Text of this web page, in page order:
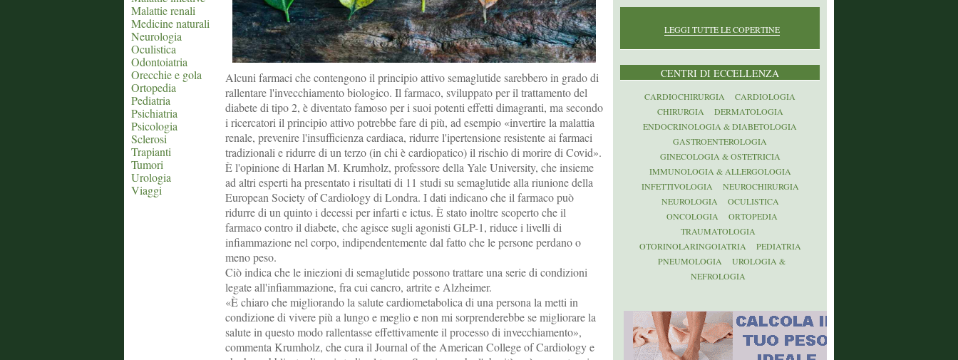
Malattie renali
Medicine naturali
Neurologia
Oculistica
Odontoiatria
Orecchie e gola
Ortopedia
Pediatria
Psichiatria
Psicologia
Sclerosi
Trapianti
Tumori
Urologia
Viaggi
Alcuni farmaci che contengono il principio attivo semaglutide sarebbero in grado di
rallentare l'invecchiamento biologico. Il farmaco, sviluppato per il trattamento del
diabete di tipo 2, è diventato famoso per i suoi potenti effetti dimagranti, ma secondo
i ricercatori il principio attivo potrebbe fare di più, ad esempio «invertire la malattia
renale, prevenire l'insufficienza cardiaca, ridurre l'ipertensione resistente ai farmaci
tradizionali e ridurre di un terzo (in chi è cardiopatico) il rischio di morire di Covid».
È l'opinione di Harlan M. Krumholz, professore della Yale University, che insieme
ad altri esperti ha presentato i risultati di 11 studi su semaglutide alla riunione della
European Society of Cardiology di Londra. I dati indicano che il farmaco può
ridurre di un quinto i decessi per infarti e ictus. È stato inoltre scoperto che il
farmaco contro il diabete, che agisce sugli agonisti GLP-1, riduce i livelli di
infiammazione nel corpo, indipendentemente dal fatto che le persone perdano o
meno peso.
Ciò indica che le iniezioni di semaglutide possono trattare una serie di condizioni
legate all'infiammazione, fra cui cancro, artrite e Alzheimer.
«È chiaro che migliorando la salute cardiometabolica di una persona la metti in
condizione di vivere più a lungo e meglio e non mi sorprenderebbe se migliorare la
salute in questo modo rallentasse effettivamente il processo di invecchiamento»,
commenta Krumholz, che cura il Journal of the American College of Cardiology e
LEGGI TUTTE LE COPERTINE
CENTRI DI ECCELLENZA
CARDIOCHIRURGIA
CARDIOLOGIA
CHIRURGIA
DERMATOLOGIA
ENDOCRINOLOGIA & DIABETOLOGIA
GASTROENTEROLOGIA
GINECOLOGIA & OSTETRICIA
IMMUNOLOGIA & ALLERGOLOGIA
INFETTIVOLOGIA
NEUROCHIRURGIA
NEUROLOGIA
OCULISTICA
ONCOLOGIA
ORTOPEDIA
TRAUMATOLOGIA
OTORINOLARINGOIATRIA
PEDIATRIA
PNEUMOLOGIA
UROLOGIA &
NEFROLOGIA